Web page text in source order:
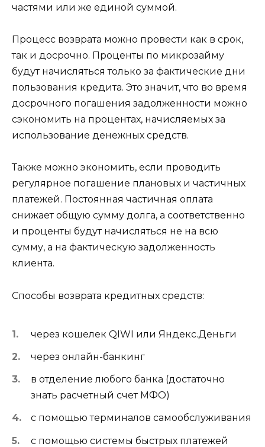
частями или же единой суммой.
Процесс возврата можно провести как в срок,
так и досрочно. Проценты по микрозайму
будут начисляться только за фактические дни
пользования кредита. Это значит, что во время
досрочного погашения задолженности можно
сэкономить на процентах, начисляемых за
использование денежных средств.
Также можно экономить, если проводить
регулярное погашение плановых и частичных
платежей. Постоянная частичная оплата
снижает общую сумму долга, а соответственно
и проценты будут начисляться не на всю
сумму, а на фактическую задолженность
клиента.
Способы возврата кредитных средств:
через кошелек QIWI или Яндекс.Деньги
через онлайн-банкинг
в отделение любого банка (достаточно
знать расчетный счет МФО)
с помощью терминалов самообслуживания
с помощью системы быстрых платежей